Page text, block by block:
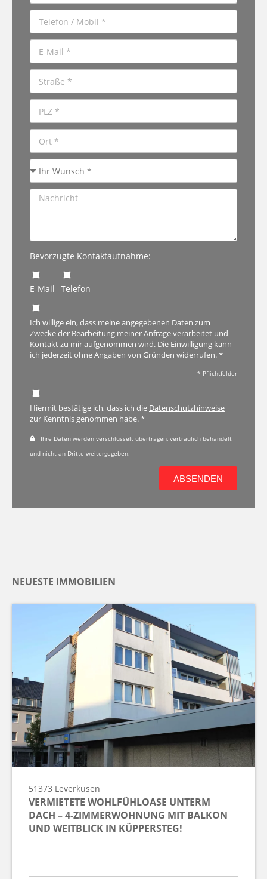
Bevorzugte Kontaktaufnahme:
E-Mail Telefon
Ich willige ein, dass meine angegebenen Daten zum
Zwecke der Bearbeitung meiner Anfrage verarbeitet und
Kontakt zu mir aufgenommen wird. Die Einwilligung kann
ich jederzeit ohne Angaben von Gründen widerrufen. *
* Pflichtfelder
Hiermit bestätige ich, dass ich die Datenschutzhinweise
zur Kenntnis genommen habe. *
Ihre Daten werden verschlüsselt übertragen, vertraulich behandelt
und nicht an Dritte weitergegeben.
ABSENDEN
NEUESTE IMMOBILIEN
51373 Leverkusen
VERMIETETE WOHLFÜHLOASE UNTERM
DACH – 4-ZIMMERWOHNUNG MIT BALKON
UND WEITBLICK IN KÜPPERSTEG!